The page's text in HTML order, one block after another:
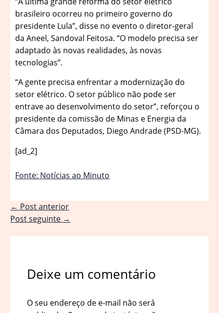
brasileiro ocorreu no primeiro governo do
presidente Lula”, disse no evento o diretor-geral
da Aneel, Sandoval Feitosa. “O modelo precisa ser
adaptado às novas realidades, às novas
tecnologias”.
“A gente precisa enfrentar a modernização do
setor elétrico. O setor público não pode ser
entrave ao desenvolvimento do setor”, reforçou o
presidente da comissão de Minas e Energia da
Câmara dos Deputados, Diego Andrade (PSD-MG).
[ad_2]
Fonte: Notícias ao Minuto
← Post anterior
Post seguinte →
Deixe um comentário
O seu endereço de e-mail não será